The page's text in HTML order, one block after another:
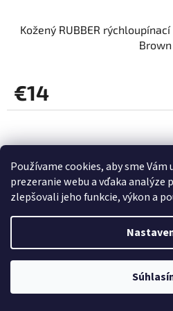
Používame cookies, aby sme
prezeranie webu a vďaka analýze
zlepšovali jeho funkcie, výkon a
Kožený RUBBER
Brown
€14